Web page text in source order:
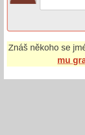
Znáš někoho se
mu